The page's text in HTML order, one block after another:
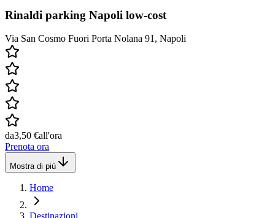
Rinaldi parking Napoli low-cost
Via San Cosmo Fuori Porta Nolana 91, Napoli
da3,50 €all'ora
Prenota ora
Mostra di più
Home